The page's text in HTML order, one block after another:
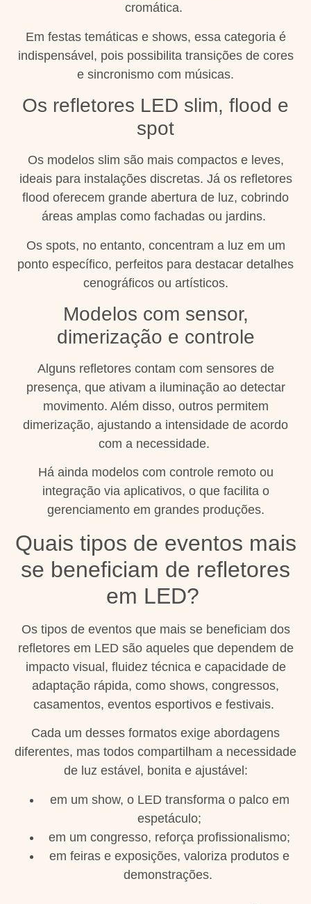
cromática.
Em festas temáticas e shows, essa categoria é
indispensável, pois possibilita transições de cores
e sincronismo com músicas.
Os refletores LED slim, flood e
spot
Os modelos slim são mais compactos e leves,
ideais para instalações discretas. Já os refletores
flood oferecem grande abertura de luz, cobrindo
áreas amplas como fachadas ou jardins.
Os spots, no entanto, concentram a luz em um
ponto específico, perfeitos para destacar detalhes
cenográficos ou artísticos.
Modelos com sensor,
dimerização e controle
Alguns refletores contam com sensores de
presença, que ativam a iluminação ao detectar
movimento. Além disso, outros permitem
dimerização, ajustando a intensidade de acordo
com a necessidade.
Há ainda modelos com controle remoto ou
integração via aplicativos, o que facilita o
gerenciamento em grandes produções.
Quais tipos de eventos mais
se beneficiam de refletores
em LED?
Os tipos de eventos que mais se beneficiam dos
refletores em LED são aqueles que dependem de
impacto visual, fluidez técnica e capacidade de
adaptação rápida, como shows, congressos,
casamentos, eventos esportivos e festivais.
Cada um desses formatos exige abordagens
diferentes, mas todos compartilham a necessidade
de luz estável, bonita e ajustável:
em um show, o LED transforma o palco em
espetáculo;
em um congresso, reforça profissionalismo;
em feiras e exposições, valoriza produtos e
demonstrações.